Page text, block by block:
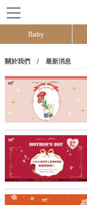
Baby
關於我們 / 最新消息